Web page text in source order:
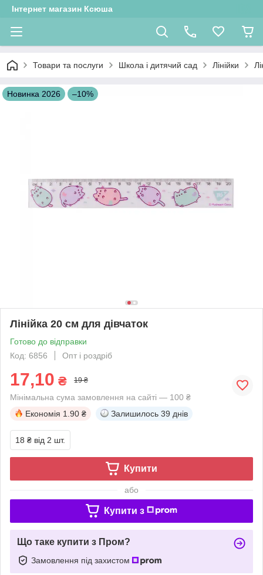
Інтернет магазин Ксюша
Товари та послуги Школа і дитячий сад Лінійки
Новинка 2026 –10%
Лінійка 20 см для дівчаток
Готово до відправки
Код: 6856
Опт і роздріб
17,10 ₴ 19 ₴
Мінімальна сума замовлення на сайті — 100 ₴
Економія 1.90 ₴ Залишилось 39 днів
18 ₴ від 2 шт.
Купити
або
Купити з
Що таке купити з Пром?
Замовлення під захистом